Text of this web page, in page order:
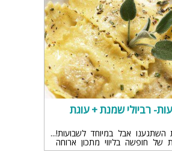
רביולי שמנת + עוגת
השתגענו אבל במיוחד לשבועות!
של חופשה בליווי מתכון ארוחה
חופשה וגם מתכון, יש יותר טוב?